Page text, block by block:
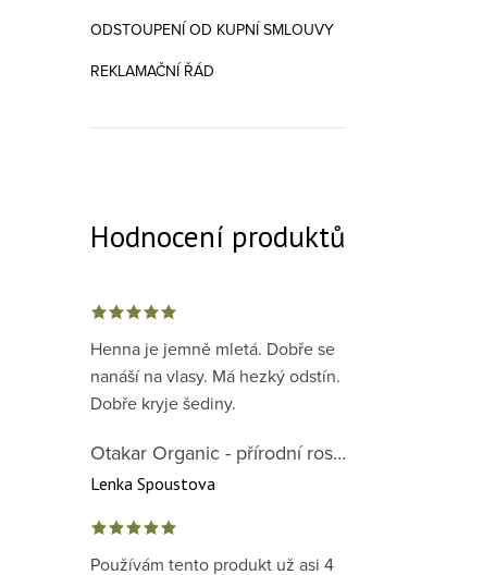
ODSTOUPENÍ OD KUPNÍ SMLOUVY
REKLAMAČNÍ ŘÁD
Hodnocení produktů
Henna je jemně mletá. Dobře se
nanáší na vlasy. Má hezký odstín.
Dobře kryje šediny.
Otakar Organic - přírodní rostlinná barva na vlasy červená předpigmentace 1. krok
Lenka Spoustova
Používám tento produkt už asi 4